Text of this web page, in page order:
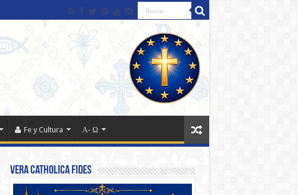
Fe y Cultura Α- Ω
Vera Catholica Fides